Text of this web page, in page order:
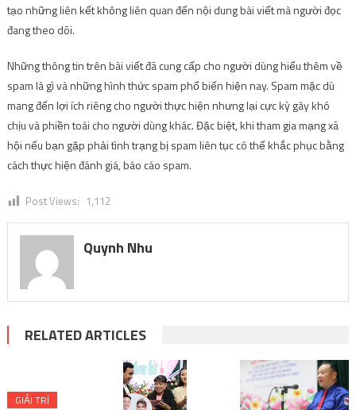
tạo những liên kết không liên quan đến nội dung bài viết mà người đọc
đang theo dõi.
Những thông tin trên bài viết đã cung cấp cho người dùng hiểu thêm về
spam là gì và những hình thức spam phổ biến hiện nay. Spam mặc dù
mang đến lợi ích riêng cho người thực hiện nhưng lại cực kỳ gây khó
chịu và phiền toái cho người dùng khác. Đặc biệt, khi tham gia mạng xã
hội nếu bạn gặp phải tình trạng bị spam liên tục có thể khắc phục bằng
cách thực hiện đánh giá, báo cáo spam.
Post Views: 1,112
Quynh Nhu
RELATED ARTICLES
GIẢI TRÍ